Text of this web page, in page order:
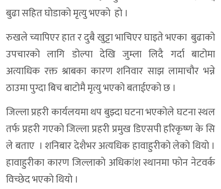
बुढा सहित घाेडाकाे मृत्यु भएकाे हाे ।
रुखले च्यापिएर हात र दुबै खुट्टा भाचिएर घाइते भएका बुढाको
उपचारको लागि डोल्पा देखि जुम्ला लिदै गर्दा बाटोमा
अत्याधिक रक्त श्राबका कारण शनिवार साझ लामाचौर भन्ने
ठाउमा पुग्दा बिच बाटोमै मृत्यु भएको बताईएकाे छ ।
जिल्ला प्रहरी कार्यलयमा थप बुझ्दा घटना भएकोले घटना स्थल
तर्फ प्रहरी गएको जिल्ला प्रहरी प्रमुख डिएसपी हरिकृष्ण के सि
ले बताए । शनिबार देशैभर अत्यधिक हावाहुरीकाे लेकाे थियाे ।
हावाहुरीका कारण जिल्लाकाे अधिकांश स्थानमा फाेन नेटवर्क
विच्छेद भएकाे थियाे ।